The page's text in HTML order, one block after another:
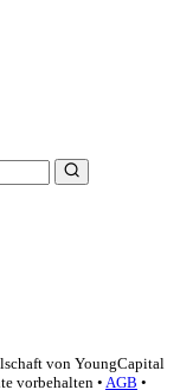
von YoungCapital
vorbehalten • AGB •